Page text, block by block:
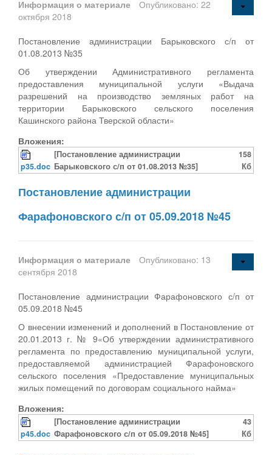
Информация о материале
Опубликовано: 22
октября 2018
Постановление администрации Барыковского с/п от
01.08.2013 №35
Об утверждении Административного регламента
предоставления муниципальной услуги «Выдача
разрешений на производство земляных работ на
территории Барыковского сельского поселения
Кашинского района Тверской области»
Вложения:
p35.doc
[Постановление администрации
Барыковского с/п от 01.08.2013 №35]
158
Кб
Постановление администрации
Фарафоновского с/п от 05.09.2018 №45
Информация о материале
Опубликовано: 13
сентября 2018
Постановление администрации Фарафоновского с/п от
05.09.2018 №45
О внесении изменений и дополнений в Постановление от
20.01.2013 г. № 9«Об утверждении административного
регламента по предоставлению муниципальной услуги,
предоставляемой администрацией Фарафоновского
сельского поселения «Предоставление муниципальных
жилых помещений по договорам социального найма»
Вложения:
p45.doc
[Постановление администрации
Фарафоновского с/п от 05.09.2018 №45]
43
Кб